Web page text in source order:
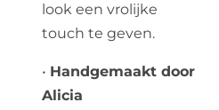
look een vrolijke
touch te geven.
• Handgemaakt door
Alicia